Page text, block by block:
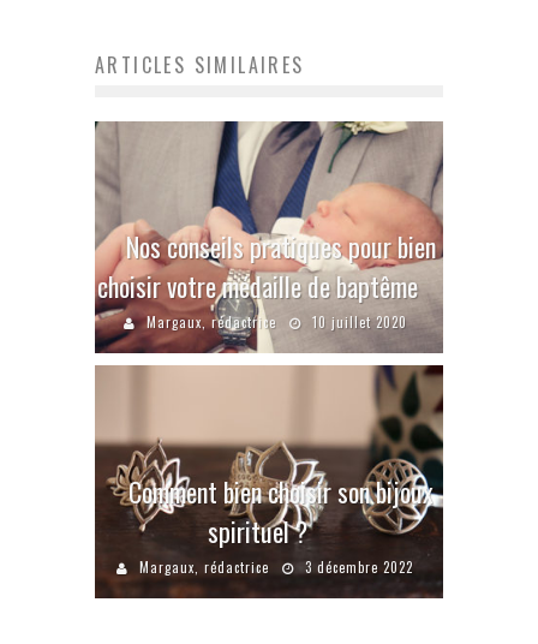
ARTICLES SIMILAIRES
Nos conseils pratiques pour bien
choisir votre médaille de baptême
Margaux, rédactrice 10 juillet 2020
Comment bien choisir son bijoux
spirituel ?
Margaux, rédactrice 3 décembre 2022